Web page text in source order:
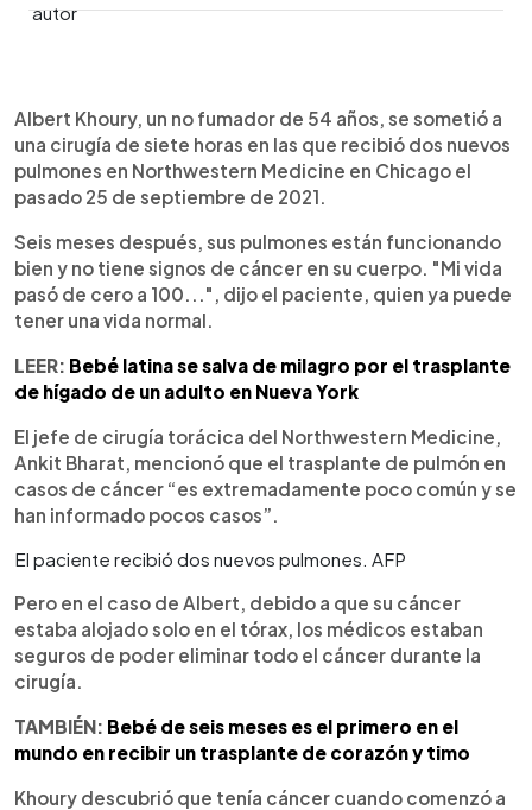
► Escuchar artículo
Albert Khoury, un no fumador de 54 años, se sometió a
una cirugía de siete horas en las que recibió dos nuevos
pulmones en Northwestern Medicine en Chicago el
pasado 25 de septiembre de 2021.
Seis meses después, sus pulmones están funcionando
bien y no tiene signos de cáncer en su cuerpo. "Mi vida
pasó de cero a 100...", dijo el paciente, quien ya puede
tener una vida normal.
LEER: Bebé latina se salva de milagro por el trasplante
de hígado de un adulto en Nueva York
El jefe de cirugía torácica del Northwestern Medicine,
Ankit Bharat, mencionó que el trasplante de pulmón en
casos de cáncer “es extremadamente poco común y se
han informado pocos casos”.
El paciente recibió dos nuevos pulmones. AFP
Pero en el caso de Albert, debido a que su cáncer
estaba alojado solo en el tórax, los médicos estaban
seguros de poder eliminar todo el cáncer durante la
cirugía.
TAMBIÉN: Bebé de seis meses es el primero en el
mundo en recibir un trasplante de corazón y timo
Khoury descubrió que tenía cáncer cuando comenzó a